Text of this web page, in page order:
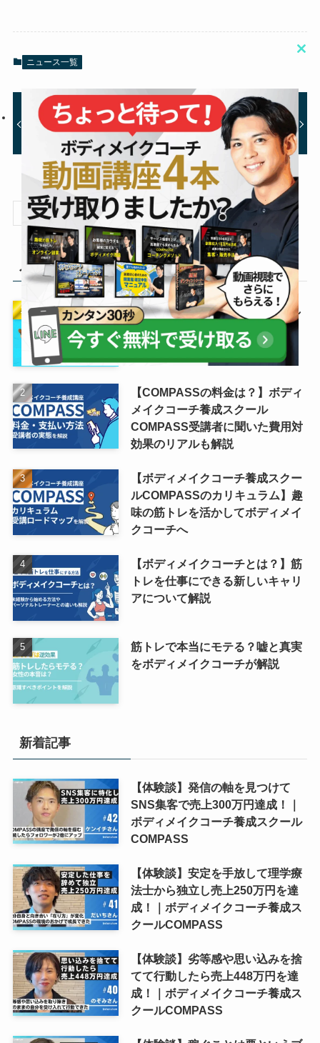
ニュース一覧
栃木県宇都宮パーソナルジ
ム『Shine』
【体験談】51歳元看護師が
月100万円達成｜ボディメ
イクコーチ養成スクール
COMPASS
検索
人気記事
マッチョタイプ診断をリリースし
ました
【COMPASSの料金は？】ボディ
メイクコーチ養成スクール
COMPASS受講者に聞いた費用対
効果のリアルも解説
【ボディメイクコーチ養成スクー
ルCOMPASSのカリキュラム】趣
味の筋トレを活かしてボディメイ
クコーチへ
【ボディメイクコーチとは？】筋
トレを仕事にできる新しいキャリ
アについて解説
筋トレで本当にモテる？嘘と真実
をボディメイクコーチが解説
新着記事
【体験談】発信の軸を見つけて
SNS集客で売上300万円達成！｜
ボディメイクコーチ養成スクール
COMPASS
【体験談】安定を手放して理学療
法士から独立し売上250万円を達
成！｜ボディメイクコーチ養成ス
クールCOMPASS
【体験談】劣等感や思い込みを捨
てて行動したら売上448万円を達
成！｜ボディメイクコーチ養成ス
クールCOMPASS